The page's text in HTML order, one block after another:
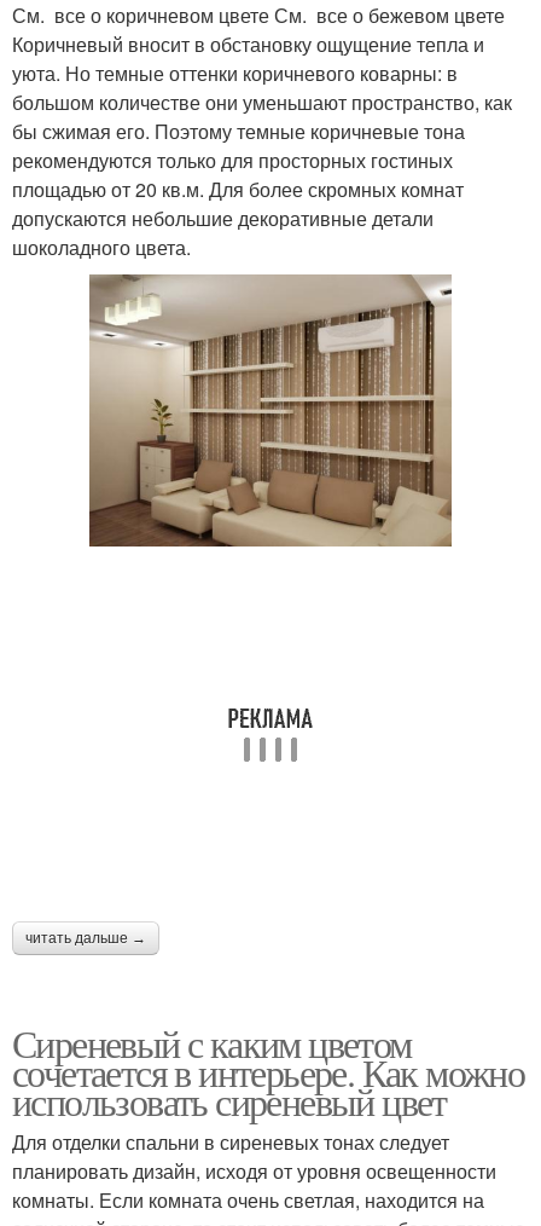
См. все о коричневом цвете См. все о бежевом цвете
Коричневый вносит в обстановку ощущение тепла и
уюта. Но темные оттенки коричневого коварны: в
большом количестве они уменьшают пространство, как
бы сжимая его. Поэтому темные коричневые тона
рекомендуются только для просторных гостиных
площадью от 20 кв.м. Для более скромных комнат
допускаются небольшие декоративные детали
шоколадного цвета.
читать дальше →
Сиреневый с каким цветом
сочетается в интерьере. Как можно
использовать сиреневый цвет
Для отделки спальни в сиреневых тонах следует
планировать дизайн, исходя от уровня освещенности
комнаты. Если комната очень светлая, находится на